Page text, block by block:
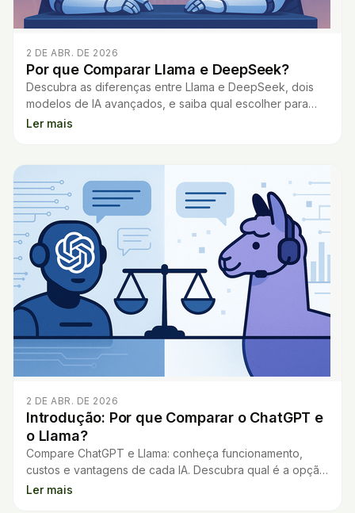
2 DE ABR. DE 2026
Por que Comparar Llama e DeepSeek?
Descubra as diferenças entre Llama e DeepSeek, dois
modelos de IA avançados, e saiba qual escolher para
suas necessidades em desenvolvimento ou pesquisa.
Ler mais
2 DE ABR. DE 2026
Introdução: Por que Comparar o ChatGPT e
o Llama?
Compare ChatGPT e Llama: conheça funcionamento,
custos e vantagens de cada IA. Descubra qual é a opção
ideal para seu projeto ou necessidade.
Ler mais